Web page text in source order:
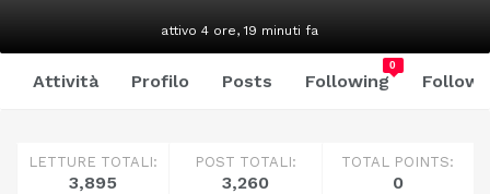
attivo 4 ore, 19 minuti fa
Attività Profilo Posts Following
0
LETTURE TOTALI:
3,895
POST TOTALI:
3,260
TOTAL POINTS:
0